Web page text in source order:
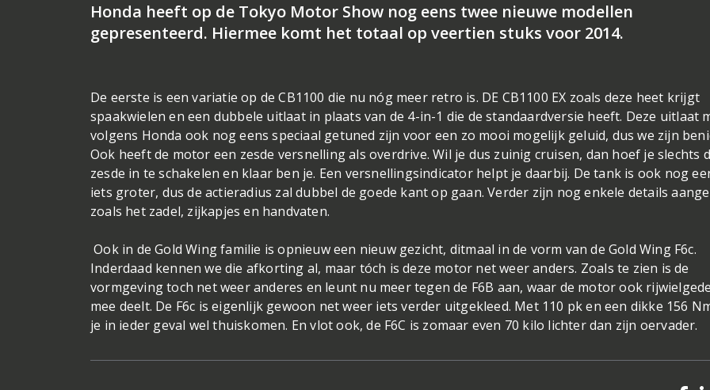
Honda heeft op de Tokyo Motor Show nog eens twee nieuwe modellen
gepresenteerd. Hiermee komt het totaal op veertien stuks voor 2014.
De eerste is een variatie op de CB1100 die nu nóg meer retro is. DE CB1100 EX zoals deze heet krijgt
spaakwielen en een dubbele uitlaat in plaats van de 4-in-1 die de standaardversie heeft. Deze uitlaat
volgens Honda ook nog eens speciaal getuned zijn voor een zo mooi mogelijk geluid, dus we zijn
Ook heeft de motor een zesde versnelling als overdrive. Wil je dus zuinig cruisen, dan hoef je slechts
zesde in te schakelen en klaar ben je. Een versnellingsindicator helpt je daarbij. De tank is ook nog
iets groter, dus de actieradius zal dubbel de goede kant op gaan. Verder zijn nog enkele details
zoals het zadel, zijkapjes en handvaten.
Ook in de Gold Wing familie is opnieuw een nieuw gezicht, ditmaal in de vorm van de Gold Wing F6c.
Inderdaad kennen we die afkorting al, maar tóch is deze motor net weer anders. Zoals te zien is de
vormgeving toch net weer anderes en leunt nu meer tegen de F6B aan, waar de motor ook
mee deelt. De F6c is eigenlijk gewoon net weer iets verder uitgekleed. Met 110 pk en een dikke 156
je in ieder geval wel thuiskomen. En vlot ook, de F6C is zomaar even 70 kilo lichter dan zijn oervader.